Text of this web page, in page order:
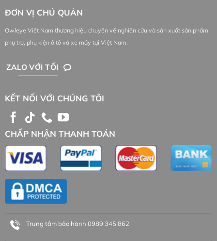
ĐƠN VỊ CHỦ QUẢN
Owleye Việt Nam thương hiệu chuyên về nghiên cứu và sản xuất sản phẩm
phụ trợ, phụ kiện ô tô và xe máy tại Việt Nam.
ZALO VỚI TỐI
KẾT NỐI VỚI CHÚNG TÔI
CHẤP NHẬN THANH TOÁN
Trung tâm bảo hành 0989 345 862